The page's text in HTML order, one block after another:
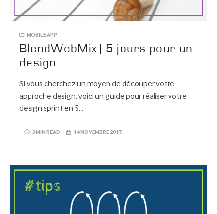
MOBILE APP
BlendWebMix | 5 jours pour un
design
Si vous cherchez un moyen de découper votre
approche design, voici un guide pour réaliser votre
design sprint en 5…
3 MIN READ 14 NOVEMBRE 2017